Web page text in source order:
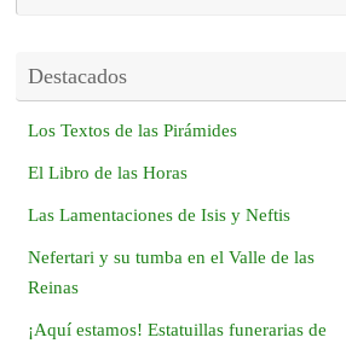
Destacados
Los Textos de las Pirámides
El Libro de las Horas
Las Lamentaciones de Isis y Neftis
Nefertari y su tumba en el Valle de las
Reinas
¡Aquí estamos! Estatuillas funerarias de